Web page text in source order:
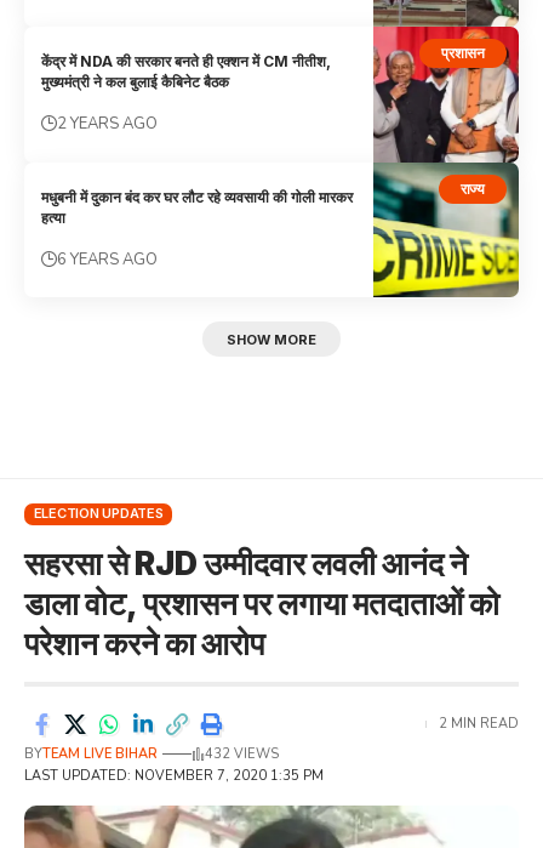
प्रशासन
केंद्र में NDA की सरकार बनते ही एक्शन में CM नीतीश,
मुख्यमंत्री ने कल बुलाई कैबिनेट बैठक
2 YEARS AGO
राज्य
मधुबनी में दुकान बंद कर घर लौट रहे व्यवसायी की गोली मारकर
हत्या
6 YEARS AGO
SHOW MORE
ELECTION UPDATES
सहरसा से RJD उम्मीदवार लवली आनंद ने
डाला वोट, प्रशासन पर लगाया मतदाताओं को
परेशान करने का आरोप
LAST UPDATED: NOVEMBER 7, 2020 1:35 PM
BYTEAM LIVE BIHAR 432 VIEWS
2 MIN READ